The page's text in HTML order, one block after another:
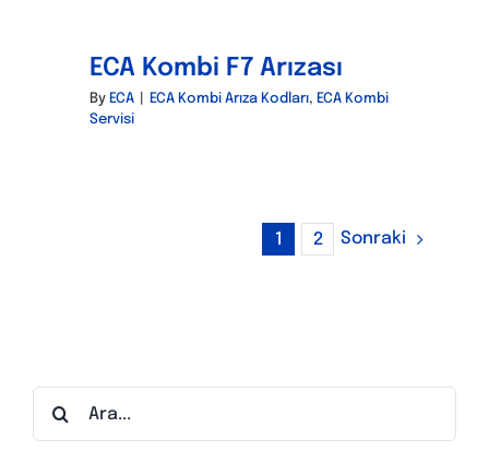
ECA Kombi F7 Arızası
By ECA ECA Kombi Arıza Kodları, ECA Kombi
Servisi
1 2 Sonraki